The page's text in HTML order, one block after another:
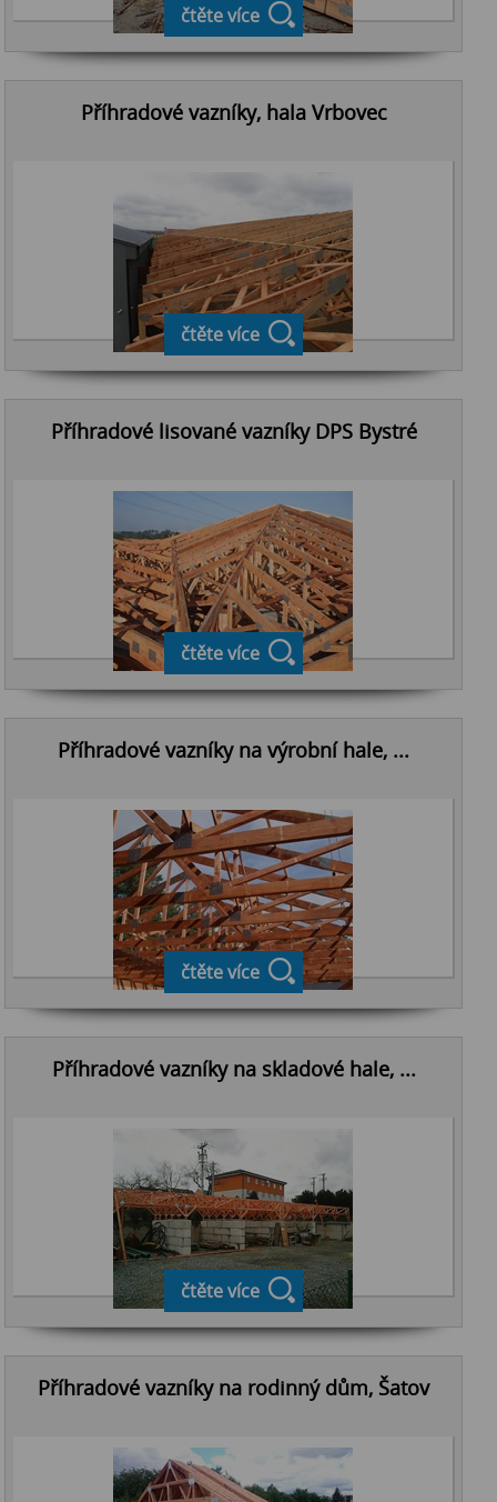
čtěte více
Příhradové vazníky, hala Vrbovec
čtěte více
Příhradové lisované vazníky DPS Bystré
čtěte více
Příhradové vazníky na výrobní hale, ...
čtěte více
Příhradové vazníky na skladové hale, ...
čtěte více
Příhradové vazníky na rodinný dům, Šatov